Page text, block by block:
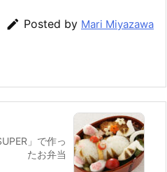
a
l
 Posted by Mari Miyazawa
」で作っ
たお弁当